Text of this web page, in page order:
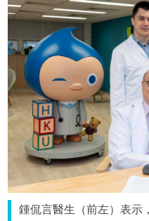
鍾侃言醫生（前左）表示